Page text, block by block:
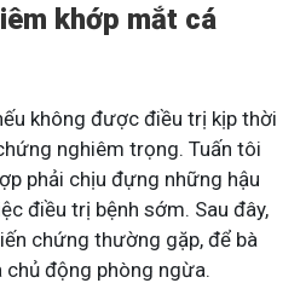
khớp mắt cá
không được điều trị kịp thời
nghiêm trọng. Tuấn tôi
phải chịu đựng những hậu
điều trị bệnh sớm. Sau đây,
chứng thường gặp, để bà
động phòng ngừa.